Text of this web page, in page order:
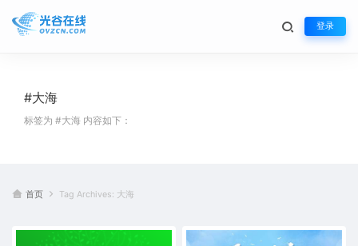
登录
#大海
标签为 #大海 内容如下：
首页 Tag Archives: 大海